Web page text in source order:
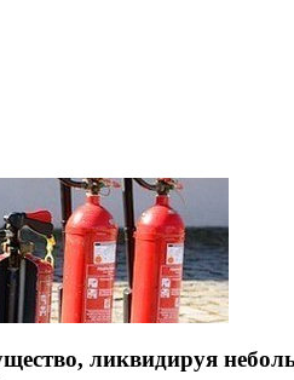
ликвидируя